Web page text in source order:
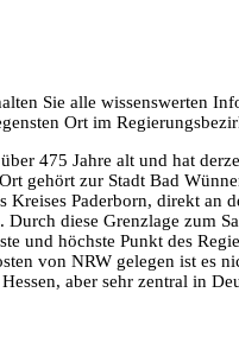
Sie alle wissenswerten
Ort im
475 Jahre alt und hat
gehört zur Stadt Bad
Kreises Paderborn, direkt an
Durch diese Grenzlage zum
und höchste Punkt des
von NRW gelegen ist es
aber sehr zentral in